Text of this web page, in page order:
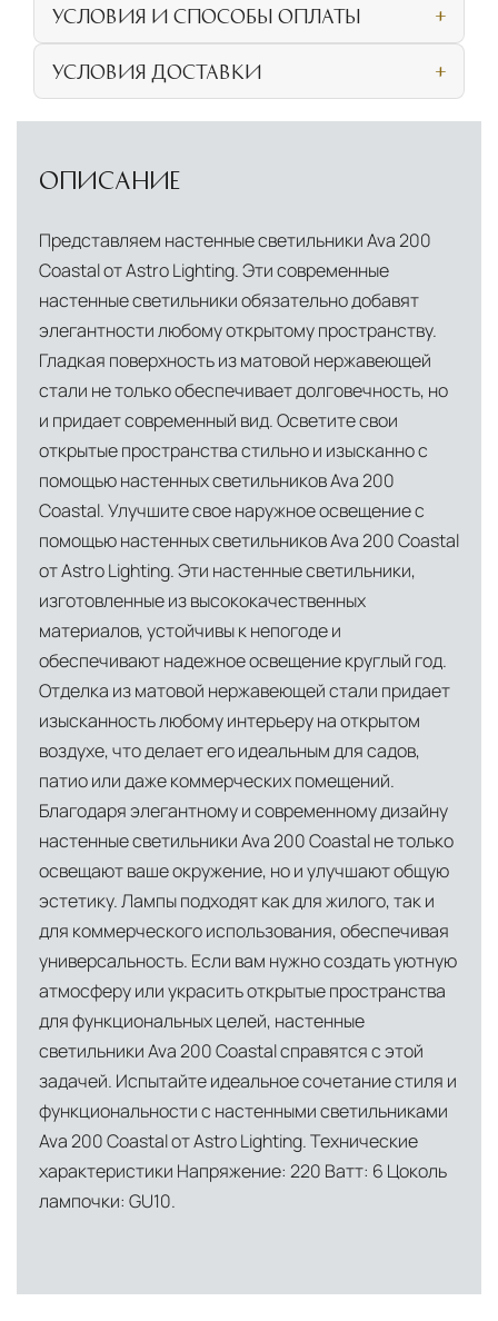
УСЛОВИЯ И СПОСОБЫ ОПЛАТЫ
личном посещении нашего салона
Безналичная оплата по счёту для
Дистанционная оплата по QR-коду через
Индивидуальные условия для крупных
проектов, включая оплату по банковской
гарантии
УСЛОВИЯ ДОСТАВКИ
Прямая доставка из Европы
Италии, откуда осуществляется прямое
снабжение мебелью, дверными конструкциями
и осветительными приборами. Это позволяет
нам гарантировать качество товара на всех
этапах транспортировки и исключить
посредников.
Собственные складские комплексы
Мы
располагаем принадлежащими нам
складскими объектами в Москве, где хранятся
товары в надлежащих климатических
условиях. Наличие собственной
инфраструктуры позволяет сократить сроки
доставки и обеспечить полный контроль над
сохранностью продукции.
Глобальная сеть распределительных
центров
Помимо Москвы, мы располагаем
логистическими узлами в ключевых
международных хабах:
Дубай, ОАЭ— региональный центр для
Ближнего Востока и Азии
Кипр— распределительная база для
Средиземноморского региона
Лондон, Великобритания—
логистический хаб для европейского рынка
США — центр доставки для
североамериканского сегмента
Другие страны Европы
— расширенная
сеть партнёрских складов
Для клиентов Москвы и МО предусмотрены
ОПИСАНИЕ
Представляем настенные светильники Ava 200
Coastal от Astro Lighting. Эти современные
настенные светильники обязательно добавят
элегантности любому открытому пространству.
Гладкая поверхность из матовой нержавеющей
стали не только обеспечивает долговечность, но
и придает современный вид. Осветите свои
открытые пространства стильно и изысканно с
помощью настенных светильников Ava 200
Coastal. Улучшите свое наружное освещение с
помощью настенных светильников Ava 200 Coastal
от Astro Lighting. Эти настенные светильники,
изготовленные из высококачественных
материалов, устойчивы к непогоде и
обеспечивают надежное освещение круглый год.
Отделка из матовой нержавеющей стали придает
изысканность любому интерьеру на открытом
воздухе, что делает его идеальным для садов,
патио или даже коммерческих помещений.
Благодаря элегантному и современному дизайну
настенные светильники Ava 200 Coastal не только
освещают ваше окружение, но и улучшают общую
эстетику. Лампы подходят как для жилого, так и
для коммерческого использования, обеспечивая
универсальность. Если вам нужно создать уютную
атмосферу или украсить открытые пространства
для функциональных целей, настенные
светильники Ava 200 Coastal справятся с этой
задачей. Испытайте идеальное сочетание стиля и
функциональности с настенными светильниками
Ava 200 Coastal от Astro Lighting. Технические
характеристики Напряжение: 220 Ватт: 6 Цоколь
лампочки: GU10.